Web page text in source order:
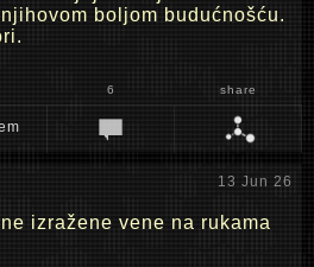
boljom budućnošću.
6 share
13 Jun 26
izražene vene na rukama